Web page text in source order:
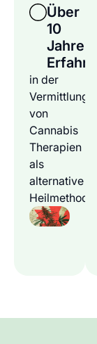
Über
10
Jahre
in der
Vermittlung
von
Cannabis
Therapien
als
alternative
Heilmethode